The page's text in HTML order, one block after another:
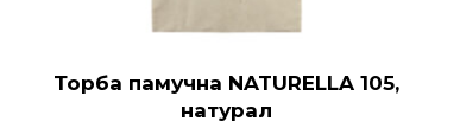
Торба памучна NATURELLA 105,
натурал